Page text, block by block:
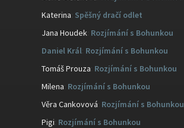
Katerina Spěšný dračí odlet
Jana Houdek Rozjímání s Bohunkou
Daniel Král Rozjímání s Bohunkou
Tomáš Prouza Rozjímání s Bohunkou
Milena Rozjímání s Bohunkou
Věra Cankovová Rozjímání s Bohunkou
Pigi Rozjímání s Bohunkou